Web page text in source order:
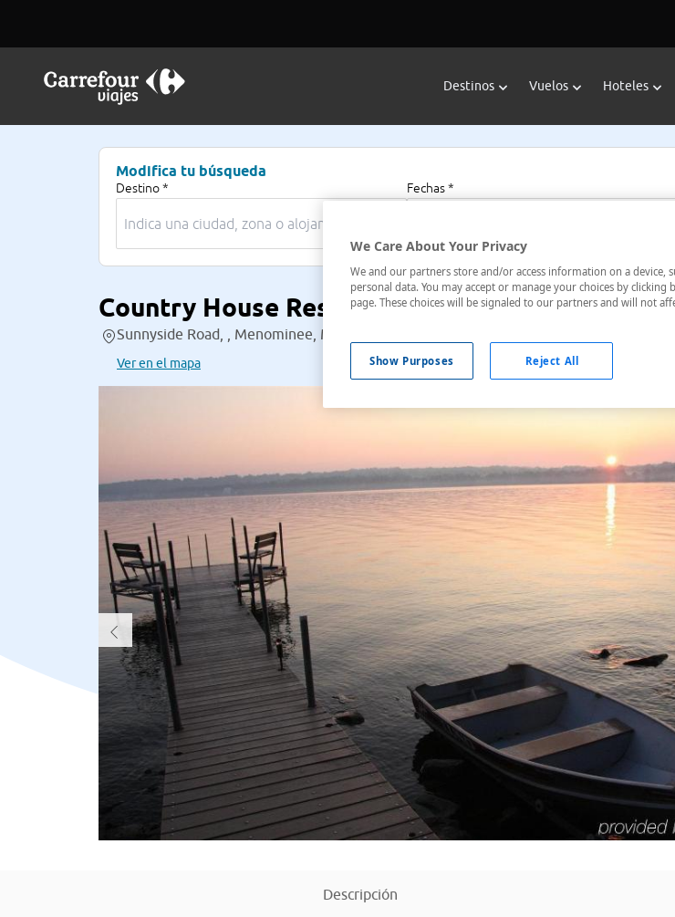
Destinos Vuelos Hoteles
Modifica tu búsqueda
Destino * Fechas *
Country House Resort
Sunnyside Road, , Menominee, Michigan, Estados Unidos
Ver en el mapa
Descripción
We Care About Your Privacy
We and our partners store and/or access information on a device,
personal data. You may accept or manage your choices by
page. These choices will be signaled to our partners and will not
Show Purposes Reject All